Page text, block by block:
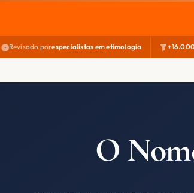
Revisado porespecialistas em etimologia
O